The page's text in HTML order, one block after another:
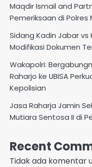
Maqdir Ismail and
Pemeriksaan di
Sidang Kadin Jabar vs
Modifikasi Dokumen
Wakapolri:
Raharjo ke UBISA
Kepolisian
Jasa Raharja Jamin
Mutiara Sentosa II di
Recent
Tidak ada komentar